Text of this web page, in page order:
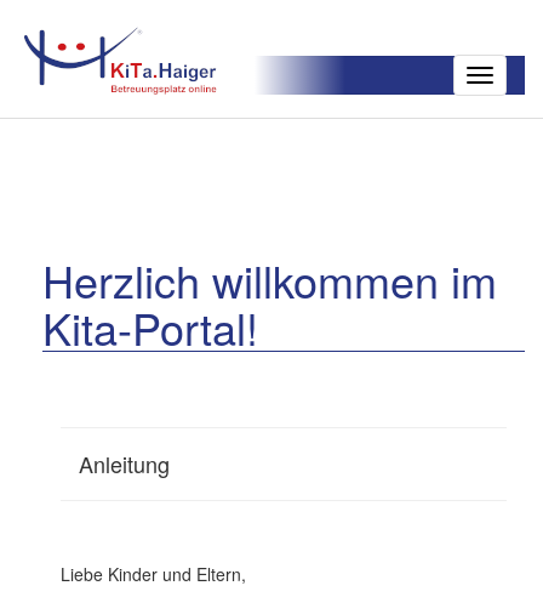
Toggle
Herzlich willkommen im
Kita-Portal!
Anleitung
Liebe Kinder und Eltern,